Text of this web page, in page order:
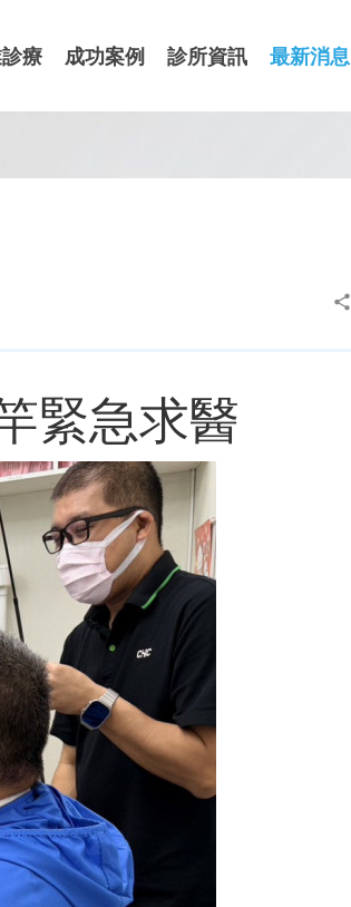
療 成功案例 診所資訊 最新消息
緊急求醫